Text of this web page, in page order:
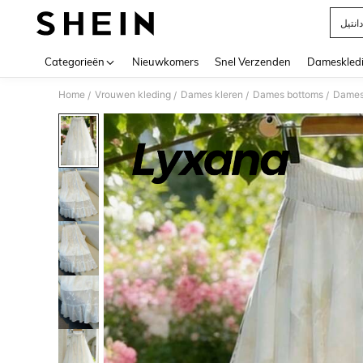
Categorieën Nieuwkomers Snel Verzenden
Home / Vrouwen kleding / Dames kleren / Dames bottoms /